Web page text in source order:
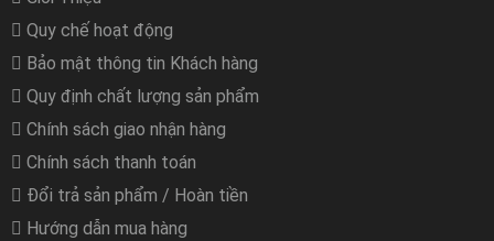
Quy chế hoạt động
Bảo mật thông tin Khách hàng
Quy định chất lượng sản phẩm
Chính sách giao nhận hàng
Chính sách thanh toán
Đổi trả sản phẩm / Hoàn tiền
Hướng dẫn mua hàng